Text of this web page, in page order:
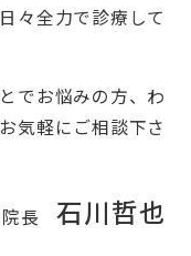
々全力で診療して
でお悩みの方、わ
気軽にご相談下さ
院長 石川哲也